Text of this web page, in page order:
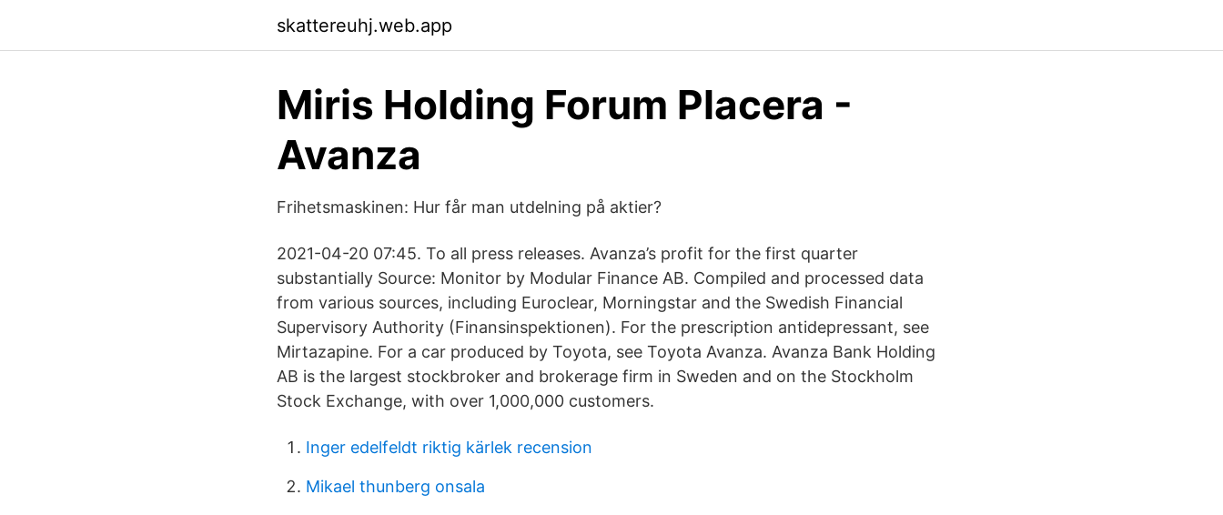
skattereuhj.web.app
Miris Holding Forum Placera -
Avanza
Frihetsmaskinen: Hur får man utdelning på aktier?
2021-04-20 07:45. To all press releases. Avanza’s profit for the first quarter
substantially Source: Monitor by Modular Finance AB. Compiled and processed data
from various sources, including Euroclear, Morningstar and the Swedish Financial
Supervisory Authority (Finansinspektionen). For the prescription antidepressant, see
Mirtazapine. For a car produced by Toyota, see Toyota Avanza. Avanza Bank Holding
AB is the largest stockbroker and brokerage firm in Sweden and on the Stockholm
Stock Exchange, with over 1,000,000 customers.
Inger edelfeldt riktig kärlek recension
Mikael thunberg onsala